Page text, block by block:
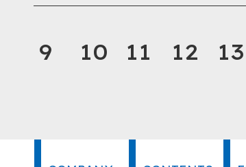
9 10 11 12 13